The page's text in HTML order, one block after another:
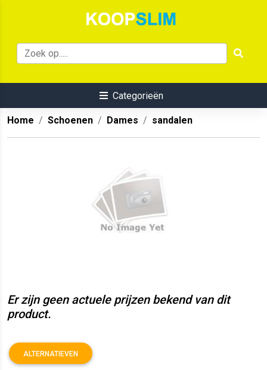
Categorieën
Home Schoenen Dames sandalen
Er zijn geen actuele prijzen bekend van dit
product.
ALTERNATIEVEN